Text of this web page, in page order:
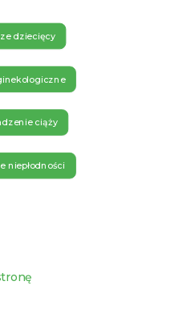
dziecięcy
ciąży
niepłodności